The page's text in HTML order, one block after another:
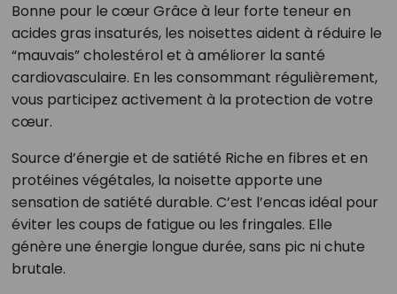
Bonne pour le cœur Grâce à leur forte teneur en
acides gras insaturés, les noisettes aident à réduire le
“mauvais” cholestérol et à améliorer la santé
cardiovasculaire. En les consommant régulièrement,
vous participez activement à la protection de votre
cœur.
Source d’énergie et de satiété Riche en fibres et en
protéines végétales, la noisette apporte une
sensation de satiété durable. C’est l’encas idéal pour
éviter les coups de fatigue ou les fringales. Elle
génère une énergie longue durée, sans pic ni chute
brutale.